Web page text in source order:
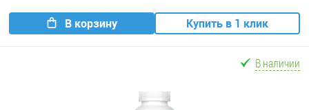
В корзину Купить в 1 клик
В наличии